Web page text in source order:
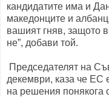
кандидатите има и
македонците и
вашият гняв, защото
не”, добави той.
Председателят на
декември, каза че ЕС
на решения понякога